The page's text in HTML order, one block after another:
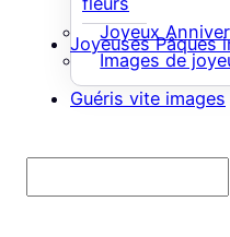
Joyeux
Images de
Joyeuses Pâques
Guéris vite images